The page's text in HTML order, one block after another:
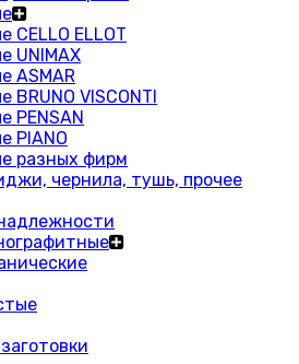
CELLO ELLOT
UNIMAX
ASMAR
BRUNO VISCONTI
PENSAN
PIANO
разных фирм
чернила, тушь, прочее